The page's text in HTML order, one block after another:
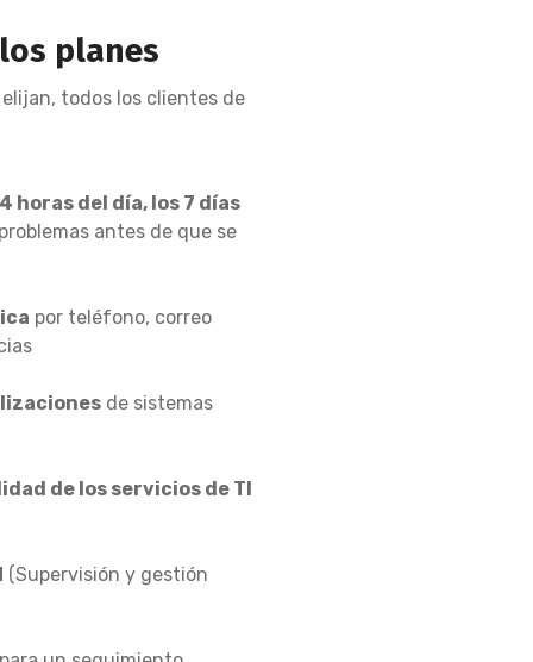
planes
todos los clientes de
horas del día, los 7 días
antes de que se
por teléfono, correo
de sistemas
de los servicios de TI
(Supervisión y gestión